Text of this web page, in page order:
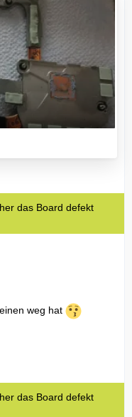
das Board defekt
weg hat
das Board defekt